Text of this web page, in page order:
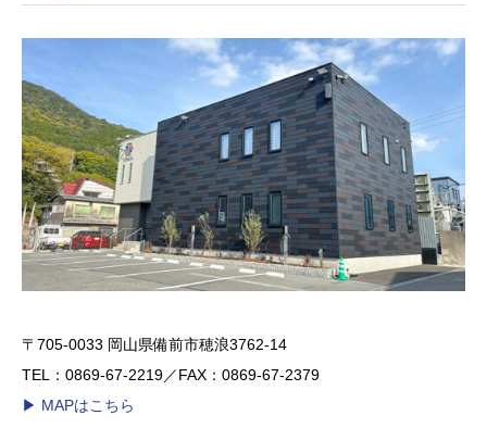
〒705-0033 岡山県備前市穂浪3762-14
TEL：0869-67-2219／FAX：0869-67-2379
▶︎ MAPはこちら